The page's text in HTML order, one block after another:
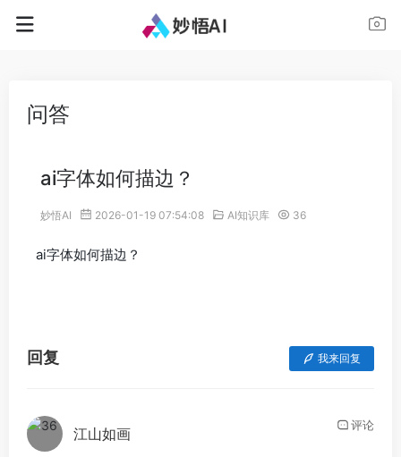
问答
ai字体如何描边？
妙悟AI 2026-01-19 07:54:08 AI知识库 36
ai字体如何描边？
回复 我来回复
江山如画 评论